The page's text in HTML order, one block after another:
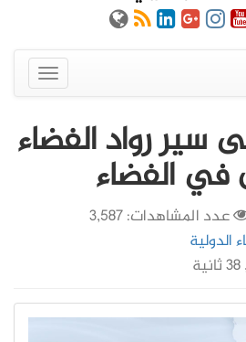
عرض
القائمة
سير رواد الفضاء
في الفضاء
عدد المشاهدات: 3,587
الدولية